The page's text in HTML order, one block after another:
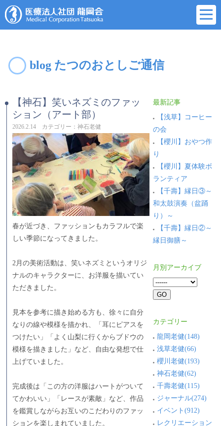
blog たつのおとしご通信
【神石】笑いネズミのファッ
ション（アート部）
2026.2.14 カテゴリー：神石老健
春が近づき、ファッションもカラフルで楽
しい季節になってきました。
2月の美術活動は、笑いネズミというオリジ
ナルのキャラクターに、お洋服を描いてい
ただきました。
見本を参考に描き始める方も、徐々に自分
なりの線や模様を描かれ、「耳にピアスを
つけたい」「よく山梨に行くからブドウの
模様を描きました」など、自由な発想で仕
上げていました。
完成後は「この方の洋服はハートがついて
てかわいい」「レースが素敵」など、作品
を鑑賞しながらお互いのこだわりのファッ
ションを楽しまれていました。
最新記事
【浅草】コーヒー
の会
【櫻川】おやつ作
り
【櫻川】夏体験ボ
ランティア
【千壽】縁日③～
和太鼓演奏（盆踊
り）～
【千壽】縁日②～
縁日御膳～
月別アーカイブ
カテゴリー
龍岡老健(148)
浅草老健(66)
櫻川老健(193)
神石老健(62)
千壽老健(115)
ジャーナル(274)
イベント(912)
レクリエーション